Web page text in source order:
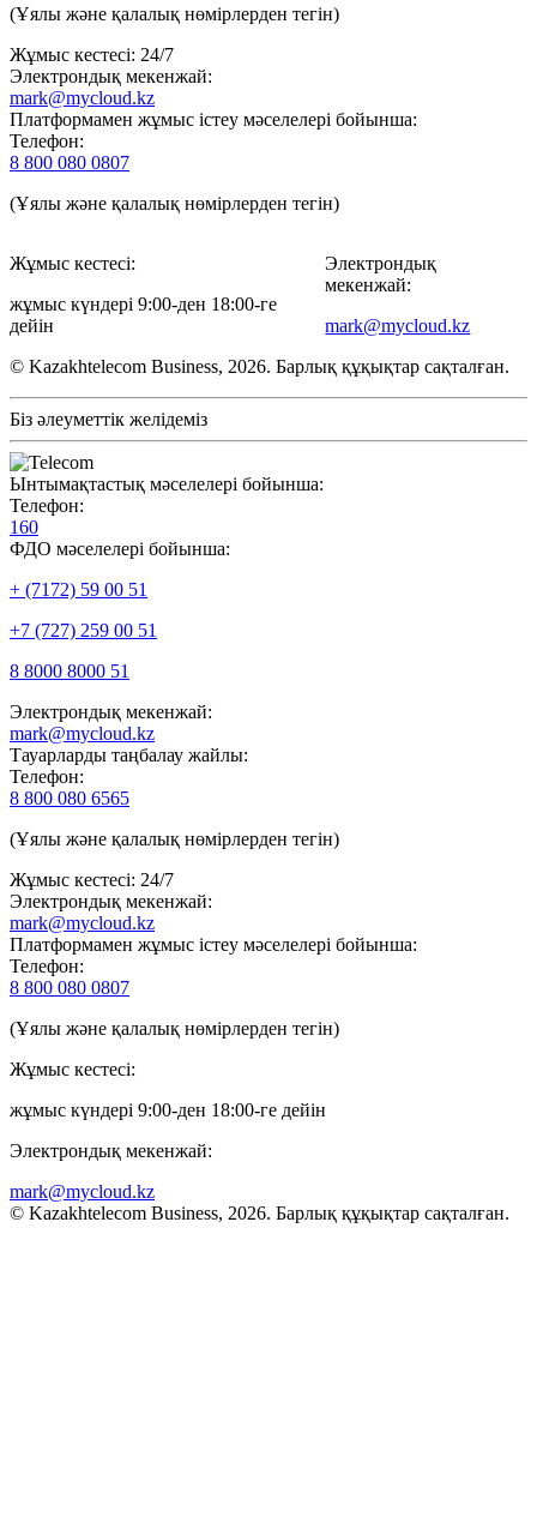
(Ұялы және қалалық нөмірлерден тегін)
Жұмыс кестесі: 24/7
Электрондық мекенжай:
mark@mycloud.kz
Платформамен жұмыс істеу мәселелері бойынша:
Телефон:
8 800 080 0807
(Ұялы және қалалық нөмірлерден тегін)
Жұмыс кестесі:
жұмыс күндері 9:00-ден 18:00-ге
дейін
Электрондық
мекенжай:
mark@mycloud.kz
© Kazakhtelecom Business, 2026. Барлық құқықтар сақталған.
Біз әлеуметтік желідеміз
Ынтымақтастық мәселелері бойынша:
Телефон:
160
ФДО мәселелері бойынша:
+ (7172) 59 00 51
+7 (727) 259 00 51
8 8000 8000 51
Электрондық мекенжай:
mark@mycloud.kz
Тауарларды таңбалау жайлы:
Телефон:
8 800 080 6565
(Ұялы және қалалық нөмірлерден тегін)
Жұмыс кестесі: 24/7
Электрондық мекенжай:
mark@mycloud.kz
Платформамен жұмыс істеу мәселелері бойынша:
Телефон:
8 800 080 0807
(Ұялы және қалалық нөмірлерден тегін)
Жұмыс кестесі:
жұмыс күндері 9:00-ден 18:00-ге дейін
Электрондық мекенжай:
mark@mycloud.kz
© Kazakhtelecom Business, 2026. Барлық құқықтар сақталған.